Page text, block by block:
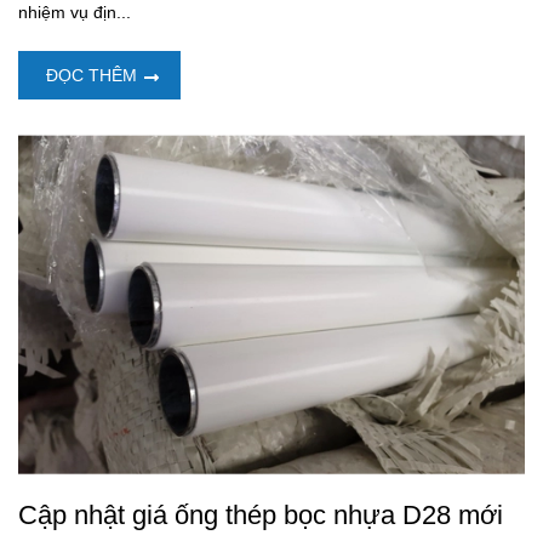
nhiệm vụ địn...
ĐỌC THÊM
Cập nhật giá ống thép bọc nhựa D28 mới